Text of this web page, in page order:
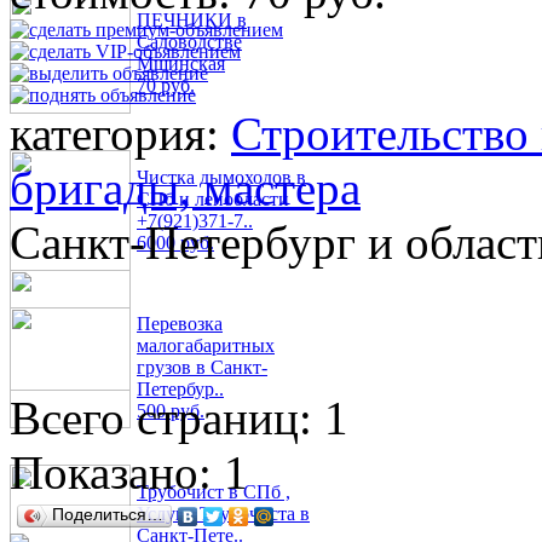
ПЕЧНИКИ в
Садоводстве
Мшинская
70 руб.
Чистка дымоходов в
СПб и ленобласти
+7(921)371-7..
6000 руб.
Перевозка
малогабаритных
грузов в Санкт-
Петербур..
500 руб.
Трубочист в СПб ,
Услуги Трубочиста в
Санкт-Пете..
категория:
бригады, мастера
Санкт-Петербург и
Всего страниц: 1
Показано: 1
Поделиться…